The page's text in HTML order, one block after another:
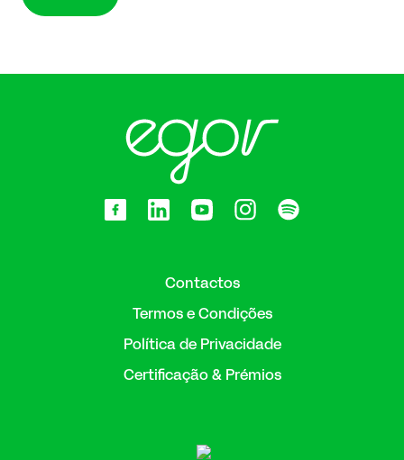
Contactos
Termos e Condições
Política de Privacidade
Certificação & Prémios